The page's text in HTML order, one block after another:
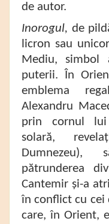
de autor.
Inorogul, de
licron sau
Mediu,
puterii. În
emblema
Alexandru
prin cornul lui
solară,
Dumnezeu),
pătrunderea
Cantemir și-a
în conflict cu cei
care, în Orient,